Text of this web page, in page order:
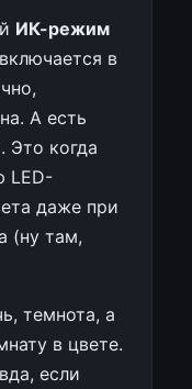
ИК-режим
в
А есть
. Это когда
LED-
даже при
(ну там,
темнота, а
в цвете.
если